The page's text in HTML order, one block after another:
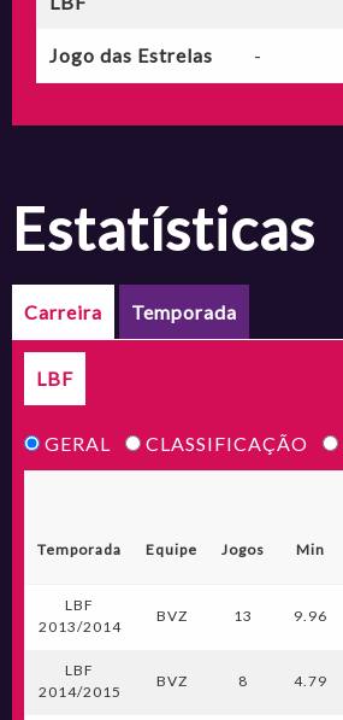
Jogo das Estrelas -
estatísticas
Carreira Temporada
LBF
GERAL CLASSIFICAÇÃO
Temporada Equipe Jogos Min
LBF
2013/2014
BVZ 13 9.96
LBF
2014/2015
BVZ 8 4.79